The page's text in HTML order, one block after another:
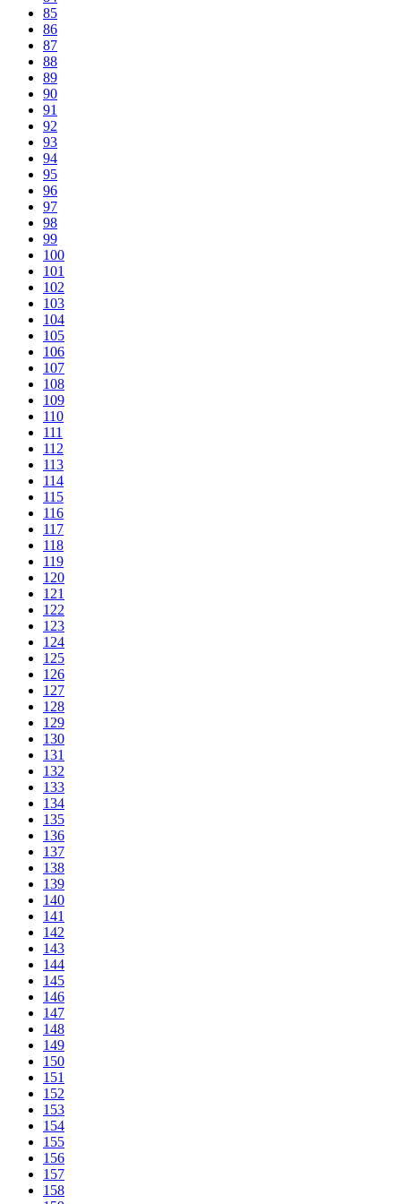
85
86
87
88
89
90
91
92
93
94
95
96
97
98
99
100
101
102
103
104
105
106
107
108
109
110
111
112
113
114
115
116
117
118
119
120
121
122
123
124
125
126
127
128
129
130
131
132
133
134
135
136
137
138
139
140
141
142
143
144
145
146
147
148
149
150
151
152
153
154
155
156
157
158